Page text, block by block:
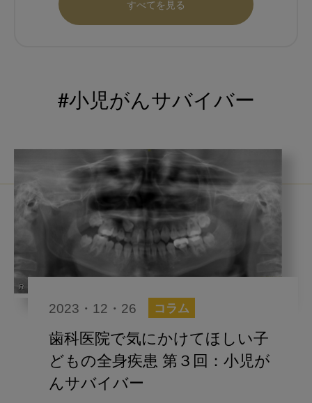
book
海外歯科事情 咬合の変化
口腔機能発達不全症
いちき歯科 スウェーデン
鼻うがい
内科 歯科
歯科助手
アフターコロナ対策
コンポジットレジン
すべてを見る
#小児がんサバイバー
2023・12・26 コラム
歯科医院で気にかけてほしい子
どもの全身疾患 第３回：小児が
んサバイバー